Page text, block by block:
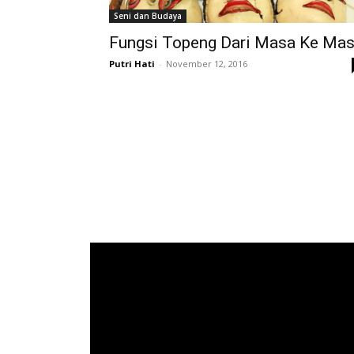
Seni dan Budaya
Fungsi Topeng Dari Masa Ke
Putri Hati - November 12, 2016